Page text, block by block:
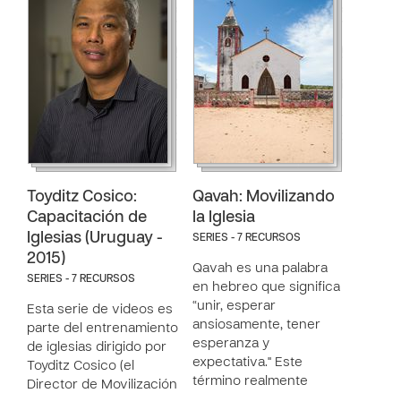
Toyditz Cosico:
Capacitación de
Iglesias (Uruguay -
2015)
SERIES - 7 RECURSOS
Esta serie de videos es
parte del entrenamiento
de iglesias dirigido por
Toyditz Cosico (el
Director de Movilización
Qavah: Movilizando
la Iglesia
SERIES - 7 RECURSOS
Qavah es una palabra
en hebreo que significa
“unir, esperar
ansiosamente, tener
esperanza y
expectativa." Este
término realmente